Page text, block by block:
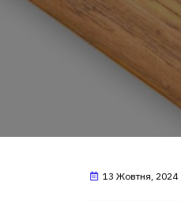
13 Жовтня, 2024